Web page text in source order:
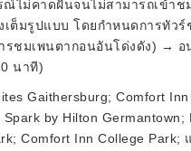
ณ์ไม่คาดฝันจนไม่สามารถเข้า
เต็มรูปแบบ โดยกำหนดการทั
รชมเพนตากอนอันโด่งดัง) →
นาที)
Gaithersburg; Comfort
by Hilton
Comfort Inn College